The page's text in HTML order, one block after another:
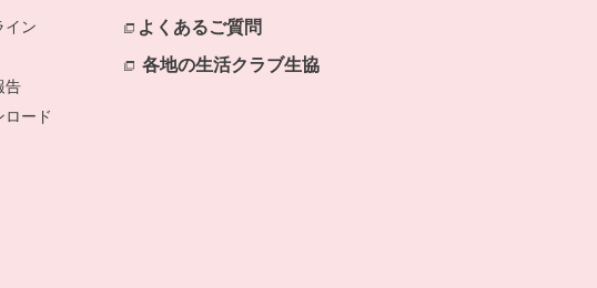
イン
告
ロード
よくあるご質問
各地の生活クラブ生協